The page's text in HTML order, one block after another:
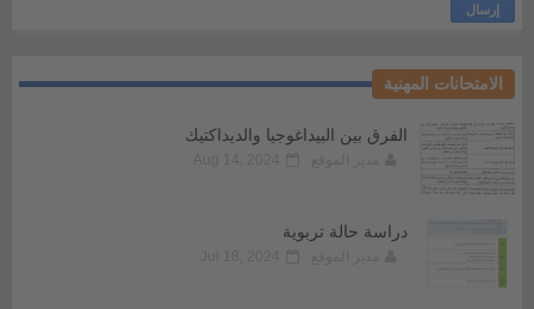
الامتحانات المهنية
الفرق بين البيداغوجيا والديداكتيك
دراسة حالة تربوية